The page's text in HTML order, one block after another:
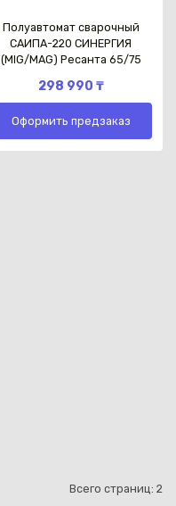
Полуавтомат сварочный
САИПА-220 СИНЕРГИЯ
(MIG/MAG) Ресанта 65/75
298 990 ₸
Оформить предзаказ
Всего страниц: 2